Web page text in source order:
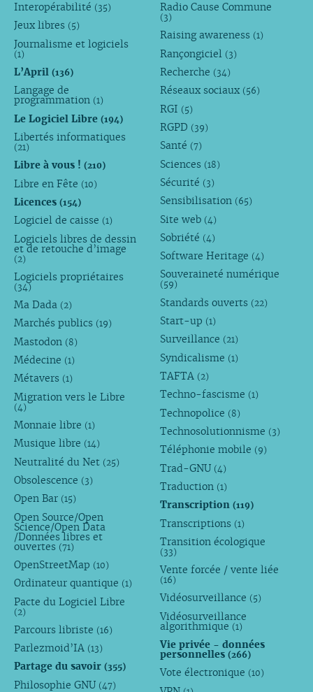
Interopérabilité (35)
Jeux libres (5)
Journalisme et logiciels
(1)
L’April (136)
Langage de
programmation (1)
Le Logiciel Libre (194)
Libertés informatiques
(21)
Libre à vous ! (210)
Libre en Fête (10)
Licences (154)
Logiciel de caisse (1)
Logiciels libres de dessin
et de retouche d’image
(2)
Logiciels propriétaires
(34)
Ma Dada (2)
Marchés publics (19)
Mastodon (8)
Médecine (1)
Métavers (1)
Migration vers le Libre
(4)
Monnaie libre (1)
Musique libre (14)
Neutralité du Net (25)
Obsolescence (3)
Open Bar (15)
Open Source/Open
Science/Open Data
/Données libres et
ouvertes (71)
OpenStreetMap (10)
Ordinateur quantique (1)
Pacte du Logiciel Libre
(2)
Parcours libriste (16)
Parlezmoid’IA (13)
Partage du savoir (355)
Philosophie GNU (47)
Radio Cause Commune
(3)
Raising awareness (1)
Rançongiciel (3)
Recherche (34)
Réseaux sociaux (56)
RGI (5)
RGPD (39)
Santé (7)
Sciences (18)
Sécurité (3)
Sensibilisation (65)
Site web (4)
Sobriété (4)
Software Heritage (4)
Souveraineté numérique
(59)
Standards ouverts (22)
Start-up (1)
Surveillance (21)
Syndicalisme (1)
TAFTA (2)
Techno-fascisme (1)
Technopolice (8)
Technosolutionnisme (3)
Téléphonie mobile (9)
Trad-GNU (4)
Traduction (1)
Transcription(119)
Transcriptions (1)
Transition écologique
(33)
Vente forcée / vente liée
(16)
Vidéosurveillance (5)
Vidéosurveillance
algorithmique (1)
Vie privée - données
personnelles(266)
Vote électronique (10)